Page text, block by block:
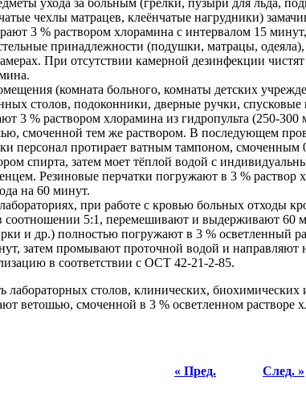
чехлы матрацев, клеёнчатые нагрудники)
3 % раствором хлорамина с интервалом 15
принадлежности (подушки, матрацы,
При отсутствии камерной дезинфекции
(комната больного, комнаты детских
столов, подоконники, дверные ручки, спусковые
3 % раствором хлорамина из гидропульта (250-
смоченной тем же раствором. В последующем
персонал протирает ватным тампоном, смоченным
спирта, затем моет тёплой водой с
Резиновые перчатки погружают в 3 % раствор
на 60 минут.
при работе с кровью больных отходы
5:1, перемешивают и выдерживают 60
и др.) полностью погружают в 3 % осветленный
затем промывают проточной водой и направляют
в соответствии с ОСТ 42-21-2-85.
лабораторных столов, клинических, биохимических
ветошью, смоченной в 3 % осветленном растворе
« Пред. След. »